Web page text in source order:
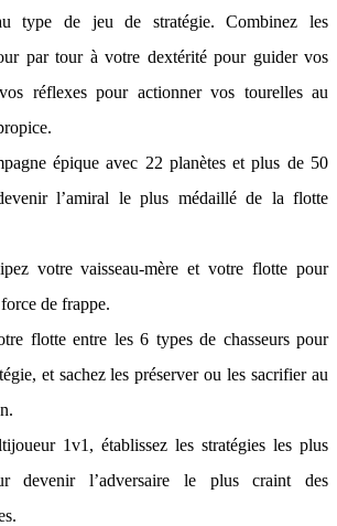
type de jeu de stratégie. Combinez les
par tour à votre dextérité pour guider vos
réflexes pour actionner vos tourelles au
épique avec 22 planètes et plus de 50
l’amiral le plus médaillé de la flotte
votre vaisseau-mère et votre flotte pour
de frappe.
flotte entre les 6 types de chasseurs pour
et sachez les préserver ou les sacrifier au
1v1, établissez les stratégies les plus
devenir l’adversaire le plus craint des